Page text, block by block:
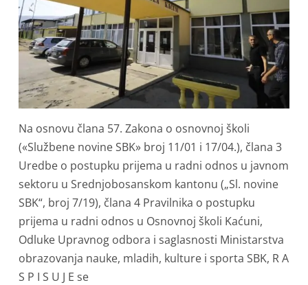
Na osnovu člana 57. Zakona o osnovnoj školi
(«Službene novine SBK» broj 11/01 i 17/04.), člana 3
Uredbe o postupku prijema u radni odnos u javnom
sektoru u Srednjobosanskom kantonu („Sl. novine
SBK“, broj 7/19), člana 4 Pravilnika o postupku
prijema u radni odnos u Osnovnoj školi Kaćuni,
Odluke Upravnog odbora i saglasnosti Ministarstva
obrazovanja nauke, mladih, kulture i sporta SBK, R A
S P I S U J E se